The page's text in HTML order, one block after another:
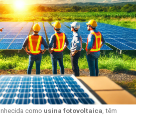
como usina fotovoltaica, têm